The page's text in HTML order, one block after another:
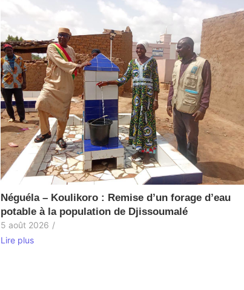
Néguéla – Koulikoro : Remise d’un forage d’eau
potable à la population de Djissoumalé ‎
5 août 2026 /
Lire plus